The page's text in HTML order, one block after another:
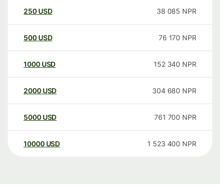
250 USD 38 085 NPR
500 USD 76 170 NPR
1000 USD 152 340 NPR
2000 USD 304 680 NPR
5000 USD 761 700 NPR
10000 USD 1 523 400 NPR